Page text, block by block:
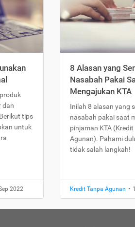
dan
tips
untuk
2022
8 Alasan yang
Nasabah Pakai
Mengajukan KTA
Inilah 8 alasan yang
nasabah pakai saat
pinjaman KTA (Kredit
Agunan). Pahami
tidak salah langkah!
Kredit Tanpa Agunan •